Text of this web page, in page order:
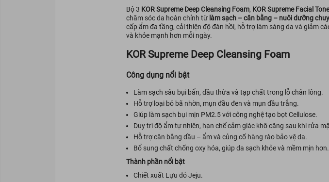
Bộ 3 KOR Supreme Deep Cleansing Foam, KOR Supreme Facial
chăm sóc da hoàn chỉnh từ làm sạch – cân bằng – nuôi dưỡng
cấp ẩm đa tầng, cải thiện độ đàn hồi, hỗ trợ làm sáng da và giảm
và khỏe mạnh hơn mỗi ngày.
KOR Supreme Deep Cleansing Foam
Công dụng nổi bật
Làm sạch sâu bụi bẩn, dầu thừa và tạp chất trong lỗ chân lông.
Hỗ trợ loại bỏ bã nhờn, mụn đầu đen và mụn đầu trắng.
Giúp làm sạch bụi mịn PM2.5 với công nghệ tạo bọt Cellulose.
Duy trì độ ẩm tự nhiên, hạn chế cảm giác khô căng sau khi rửa
Hỗ trợ cân bằng dầu – ẩm và củng cố hàng rào bảo vệ da.
Bổ sung chất chống oxy hóa, giúp da sạch khỏe và mềm mịn hơn.
Thành phần nổi bật
Chiết xuất Lựu đỏ Jeju.